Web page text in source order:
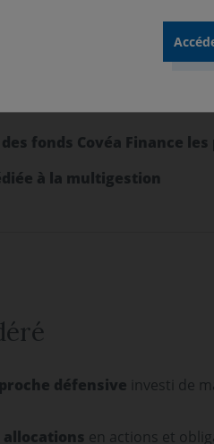
fonds Covéa Finance
à la multigestion
défensive investi de
en actions et